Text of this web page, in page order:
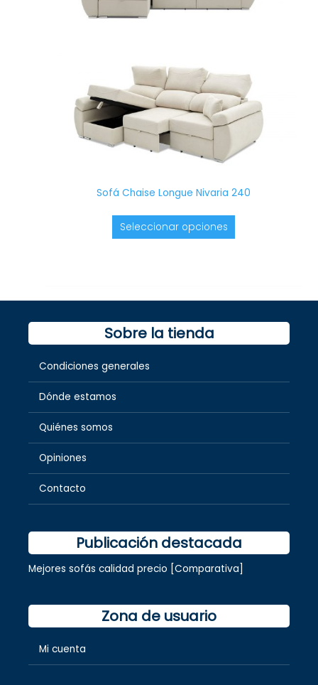
Sofá Chaise Longue Nivaria 240
Seleccionar opciones
página
de
producto
Sobre la tienda
Condiciones generales
Dónde estamos
Quiénes somos
Opiniones
Contacto
Publicación destacada
Mejores sofás calidad precio [Comparativa]
Zona de usuario
Mi cuenta